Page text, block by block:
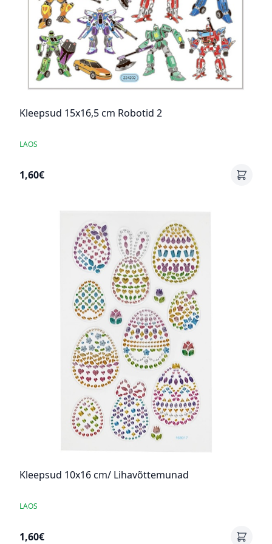
Kleepsud 15x16,5 cm Robotid 2
LAOS
1,60€
Kleepsud 10x16 cm/ Lihavõttemunad
LAOS
1,60€